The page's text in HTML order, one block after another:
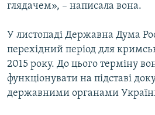
глядачем», – написала вона.
У листопаді Державна Дума
перехідний період для
2015 року. До цього терміну
функціонувати на підставі
державними органами